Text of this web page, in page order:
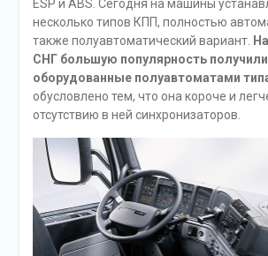
ESP и ABS. Сегодня на машины
несколько типов КПП, полностью
также полуавтоматический вариант.
СНГ большую популярность получили
оборудованные полуавтоматами
обусловлено тем, что она короче и
отсутствию в ней синхронизаторов.